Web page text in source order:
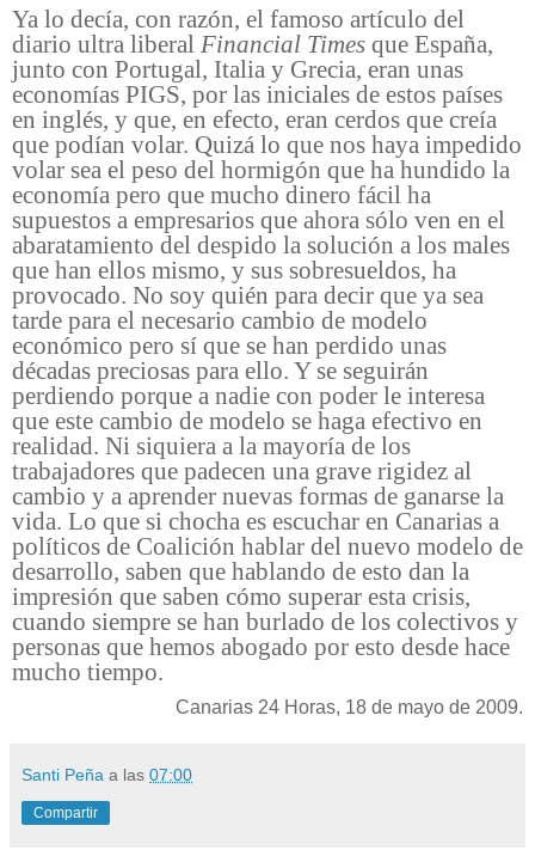
Ya lo decía, con razón, el famoso artículo del
diario ultra liberal Financial Times que España,
junto con Portugal, Italia y Grecia, eran unas
economías PIGS, por las iniciales de estos países
en inglés, y que, en efecto, eran cerdos que creía
que podían volar. Quizá lo que nos haya impedido
volar sea el peso del hormigón que ha hundido la
economía pero que mucho dinero fácil ha
supuestos a empresarios que ahora sólo ven en el
abaratamiento del despido la solución a los males
que han ellos mismo, y sus sobresueldos, ha
provocado. No soy quién para decir que ya sea
tarde para el necesario cambio de modelo
económico pero sí que se han perdido unas
décadas preciosas para ello. Y se seguirán
perdiendo porque a nadie con poder le interesa
que este cambio de modelo se haga efectivo en
realidad. Ni siquiera a la mayoría de los
trabajadores que padecen una grave rigidez al
cambio y a aprender nuevas formas de ganarse la
vida. Lo que si chocha es escuchar en Canarias a
políticos de Coalición hablar del nuevo modelo de
desarrollo, saben que hablando de esto dan la
impresión que saben cómo superar esta crisis,
cuando siempre se han burlado de los colectivos y
personas que hemos abogado por esto desde hace
mucho tiempo.
Canarias 24 Horas, 18 de mayo de 2009.
Santi Peña a las 07:00
Compartir